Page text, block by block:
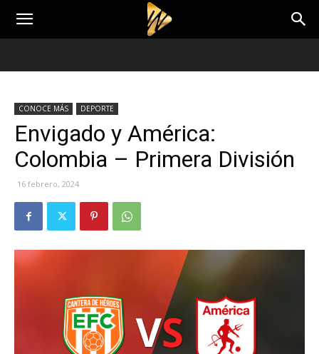
CONOCE MÁS DEPORTE
Envigado y América:
Colombia – Primera División
16 febrero, 2024